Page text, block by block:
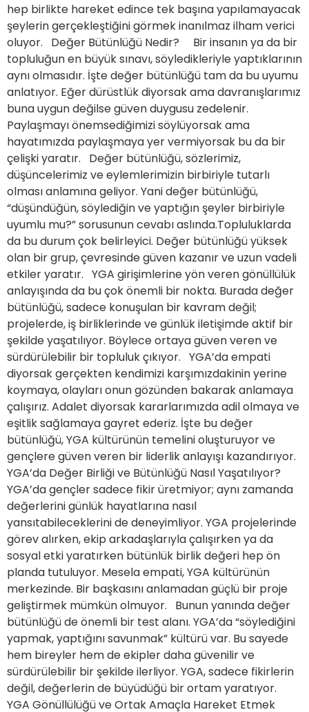
hep birlikte hareket edince tek başına yapılamayacak
şeylerin gerçekleştiğini görmek inanılmaz ilham verici
oluyor. Değer Bütünlüğü Nedir? Bir insanın ya da bir
topluluğun en büyük sınavı, söyledikleriyle yaptıklarının
aynı olmasıdır. İşte değer bütünlüğü tam da bu uyumu
anlatıyor. Eğer dürüstlük diyorsak ama davranışlarımız
buna uygun değilse güven duygusu zedelenir.
Paylaşmayı önemsediğimizi söylüyorsak ama
hayatımızda paylaşmaya yer vermiyorsak bu da bir
çelişki yaratır. Değer bütünlüğü, sözlerimiz,
düşüncelerimiz ve eylemlerimizin birbiriyle tutarlı
olması anlamına geliyor. Yani değer bütünlüğü,
“düşündüğün, söylediğin ve yaptığın şeyler birbiriyle
uyumlu mu?” sorusunun cevabı aslında.Topluluklarda
da bu durum çok belirleyici. Değer bütünlüğü yüksek
olan bir grup, çevresinde güven kazanır ve uzun vadeli
etkiler yaratır. YGA girişimlerine yön veren gönüllülük
anlayışında da bu çok önemli bir nokta. Burada değer
bütünlüğü, sadece konuşulan bir kavram değil;
projelerde, iş birliklerinde ve günlük iletişimde aktif bir
şekilde yaşatılıyor. Böylece ortaya güven veren ve
sürdürülebilir bir topluluk çıkıyor. YGA’da empati
diyorsak gerçekten kendimizi karşımızdakinin yerine
koymaya, olayları onun gözünden bakarak anlamaya
çalışırız. Adalet diyorsak kararlarımızda adil olmaya ve
eşitlik sağlamaya gayret ederiz. İşte bu değer
bütünlüğü, YGA kültürünün temelini oluşturuyor ve
gençlere güven veren bir liderlik anlayışı kazandırıyor.
YGA’da Değer Birliği ve Bütünlüğü Nasıl Yaşatılıyor?
YGA’da gençler sadece fikir üretmiyor; aynı zamanda
değerlerini günlük hayatlarına nasıl
yansıtabileceklerini de deneyimliyor. YGA projelerinde
görev alırken, ekip arkadaşlarıyla çalışırken ya da
sosyal etki yaratırken bütünlük birlik değeri hep ön
planda tutuluyor. Mesela empati, YGA kültürünün
merkezinde. Bir başkasını anlamadan güçlü bir proje
geliştirmek mümkün olmuyor. Bunun yanında değer
bütünlüğü de önemli bir test alanı. YGA’da “söylediğini
yapmak, yaptığını savunmak” kültürü var. Bu sayede
hem bireyler hem de ekipler daha güvenilir ve
sürdürülebilir bir şekilde ilerliyor. YGA, sadece fikirlerin
değil, değerlerin de büyüdüğü bir ortam yaratıyor.
YGA Gönüllülüğü ve Ortak Amaçla Hareket Etmek